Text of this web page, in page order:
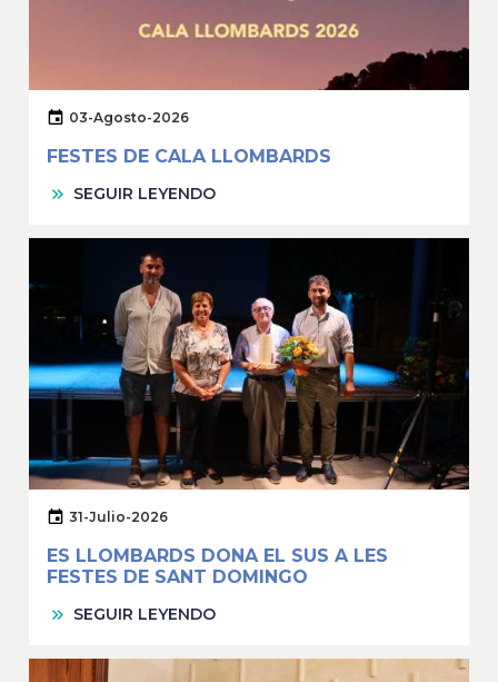
03-Agosto-2026
FESTES DE CALA LLOMBARDS
SEGUIR LEYENDO
31-Julio-2026
ES LLOMBARDS DONA EL SUS A LES
FESTES DE SANT DOMINGO
SEGUIR LEYENDO